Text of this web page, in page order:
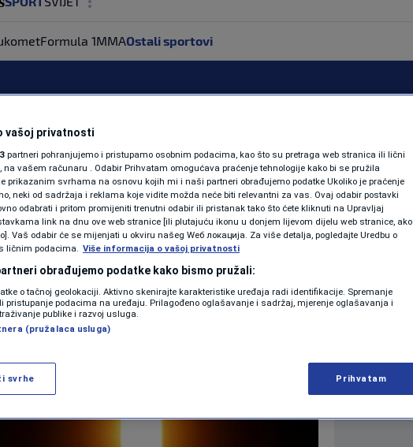
ZDRAVLJE
SHOWBIZ
KOLUMNE
PODCAST
N1 SPECIJAL
FENOMENI
NEISTRAŽENO
VIRALNO
Formula 1MMAOstali sportovi
iz lovačke
zločina
| OSTALI SPORTOVI 0 komentara
Više
vašoj privatnosti
partneri pohranjujemo i pristupamo osobnim podacima, kao što su pretraga web stranica ili lični
na vašem računaru . Odabir Prihvatam omogućava praćenje tehnologije kako bi se pružila
prikazanim svrhama na osnovu kojih mi i naši partneri obrađujemo podatke Ukoliko je praćenje
neki od sadržaja i reklama koje vidite možda neće biti relevantni za vas. Ovaj odabir postavki
odabrati i pritom promijeniti trenutni odabir ili pristanak tako što ćete kliknuti na Upravljaj
link na dnu ove web stranice [ili plutajuću ikonu u donjem lijevom dijelu web stranice, ako
Vaš odabir će se mijenjati u okviru našeg Wеб локација. Za više detalja, pogledajte Uredbu o
ličnim podacima. Više informacija o vašoj privatnosti
obrađujemo podatke kako bismo pružali:
o tačnoj geolokaciji. Aktivno skenirajte karakteristike uređaja radi identifikacije. Spremanje
pristupanje podacima na uređaju. Prilagođeno oglašavanje i sadržaj, mjerenje oglašavanja i
publike i razvoj usluga.
(pružalaca usluga)
svrhe Prihvatam